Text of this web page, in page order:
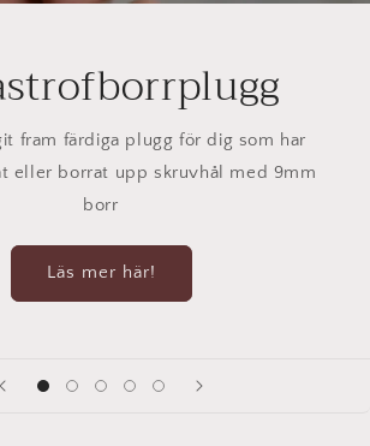
fram färdiga plugg för dig som har
eller borrat upp skruvhål med 9mm
borr
Läs mer här!